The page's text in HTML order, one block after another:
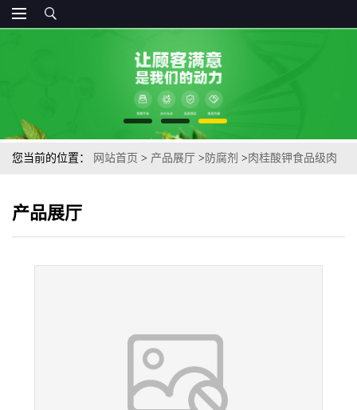
您当前的位置： 网站首页 > 产品展厅 > 防腐剂 > 肉桂酸钾食品级肉
产品展厅